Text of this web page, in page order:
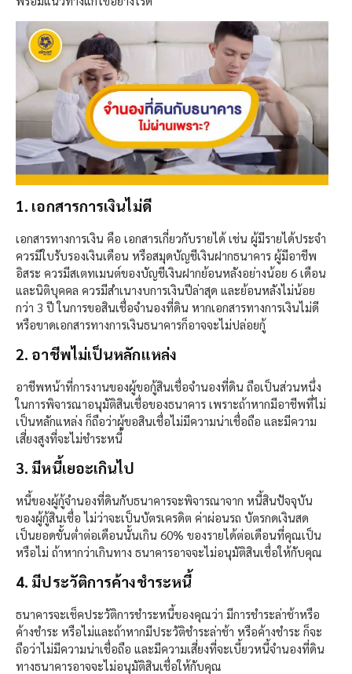
1. เอกสารการเงินไม่ดี
เอกสารทางการเงิน คือ เอกสารเกี่ยวกับรายได้ เช่น ผู้มีรายได้ประจำ
ควรมีใบรับรองเงินเดือน หรือสมุดบัญชีเงินฝากธนาคาร ผู้มีอาชีพ
อิสระ ควรมีสเตทเมนต์ของบัญชีเงินฝากย้อนหลังอย่างน้อย 6 เดือน
และนิติบุคคล ควรมีสำเนางบการเงินปีล่าสุด และย้อนหลังไม่น้อย
กว่า 3 ปี ในการขอสินเชื่อจำนองที่ดิน หากเอกสารทางการเงินไม่ดี
หรือขาดเอกสารทางการเงินธนาคารก็อาจจะไม่ปล่อยกู้
2. อาชีพไม่เป็นหลักแหล่ง​
อาชีพหน้าที่การงานของผู้ขอกู้สินเชื่อจำนองที่ดิน ถือเป็นส่วนหนึ่ง
ในการพิจารณาอนุมัติสินเชื่อของธนาคาร เพราะถ้าหากมีอาชีพที่ไม่
เป็นหลักแหล่ง ก็ถือว่าผู้ขอสินเชื่อไม่มีความน่าเชื่อถือ และมีความ
เสี่ยงสูงที่จะไม่ชำระหนี้
3. มีหนี้เยอะเกินไป​
หนี้ของผู้กู้จำนองที่ดินกับธนาคารจะพิจารณาจาก หนี้สินปัจจุบัน
ของผู้กู้สินเชื่อ ไม่ว่าจะเป็นบัตรเครดิต ค่าผ่อนรถ บัตรกดเงินสด
เป็นยอดขั้นต่ำต่อเดือนนั้นเกิน 60% ของรายได้ต่อเดือนที่คุณเป็น
หรือไม่ ถ้าหากว่าเกินทาง ธนาคารอาจจะไม่อนุมัติสินเชื่อให้กับคุณ
4. มีประวัติการค้างชำระหนี้​
ธนาคารจะเช็คประวัติการชำระหนี้ของคุณว่า มีการชำระล่าช้าหรือ
ค้างชำระ หรือไม่และถ้าหากมีประวัติชำระล่าช้า หรือค้างชำระ ก็จะ
ถือว่าไม่มีความน่าเชื่อถือ และมีความเสี่ยงที่จะเบี้ยวหนี้จำนองที่ดิน
ทางธนาคารอาจจะไม่อนุมัติสินเชื่อให้กับคุณ